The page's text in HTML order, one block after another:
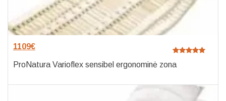
1109€
ProNatura Varioflex sensibel ergonominė zona